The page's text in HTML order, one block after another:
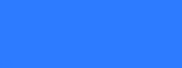
:洛南县C:城关